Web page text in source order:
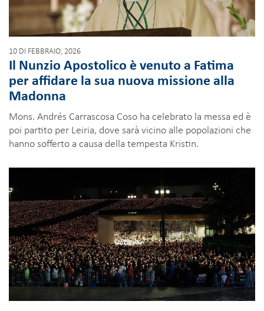
10 DI FEBBRAIO, 2026
Il Nunzio Apostolico è venuto a Fatima
per affidare la sua nuova missione alla
Madonna
Mons. Andrés Carrascosa Coso ha celebrato la messa ed è
poi partito per Leiria, dove sarà vicino alle popolazioni che
hanno sofferto a causa della tempesta Kristin.